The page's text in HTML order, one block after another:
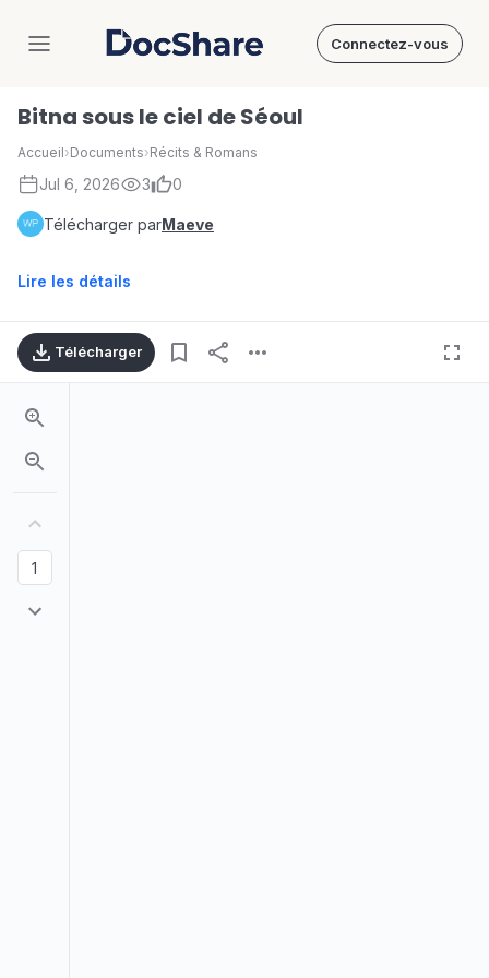
DocShare Connectez-vous
Bitna sous le ciel de Séoul
Accueil›Documents›Récits & Romans
Jul 6, 2026 3 0
Télécharger parMaeve
Lire les détails
Télécharger